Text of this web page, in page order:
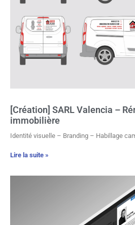
[Création] SARL Valencia –
immobilière
Identité visuelle – Branding – Habillage
Lire la suite »